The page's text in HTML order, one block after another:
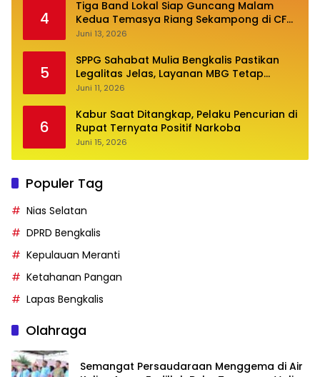
4
Tiga Band Lokal Siap Guncang Malam
Kedua Temasya Riang Sekampong di CFN
Jalan Pembangunan
Juni 13, 2026
5
SPPG Sahabat Mulia Bengkalis Pastikan
Legalitas Jelas, Layanan MBG Tetap
Optimal
Juni 11, 2026
6
Kabur Saat Ditangkap, Pelaku Pencurian di
Rupat Ternyata Positif Narkoba
Juni 15, 2026
Populer Tag
Nias Selatan
DPRD Bengkalis
Kepulauan Meranti
Ketahanan Pangan
Lapas Bengkalis
Olahraga
Semangat Persaudaraan Menggema di Air